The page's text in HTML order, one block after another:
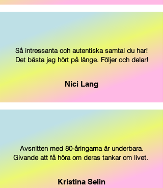
Så intressanta och autentiska samtal du har!
Det bästa jag hört på länge. Följer och delar!
Nici Lang
Avsnitten med 80-åringarna är underbara.
Givande att få höra om deras tankar om livet.
Kristina Selin